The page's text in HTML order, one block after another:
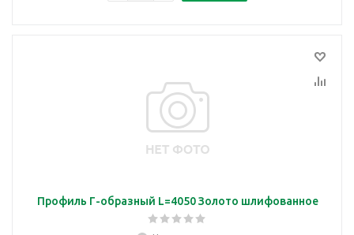
Профиль Г-образный L=4050 Золото шлифованное